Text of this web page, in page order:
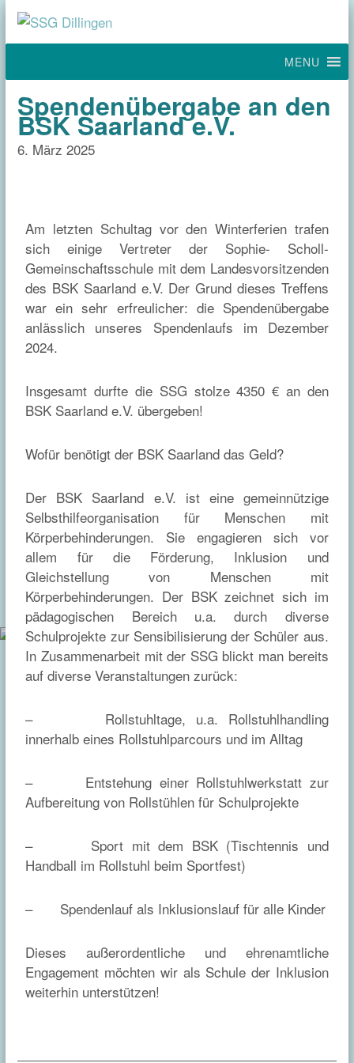
MENU
Spendenübergabe an den
BSK Saarland e.V.
6. März 2025
Am letzten Schultag vor den Winterferien trafen
sich einige Vertreter der Sophie- Scholl-
Gemeinschaftsschule mit dem Landesvorsitzenden
des BSK Saarland e.V. Der Grund dieses Treffens
war ein sehr erfreulicher: die Spendenübergabe
anlässlich unseres Spendenlaufs im Dezember
2024.
Insgesamt durfte die SSG stolze 4350 € an den
BSK Saarland e.V. übergeben!
Wofür benötigt der BSK Saarland das Geld?
Der BSK Saarland e.V. ist eine gemeinnützige
Selbsthilfeorganisation für Menschen mit
Körperbehinderungen. Sie engagieren sich vor
allem für die Förderung, Inklusion und
Gleichstellung von Menschen mit
Körperbehinderungen. Der BSK zeichnet sich im
pädagogischen Bereich u.a. durch diverse
Schulprojekte zur Sensibilisierung der Schüler aus.
In Zusammenarbeit mit der SSG blickt man bereits
auf diverse Veranstaltungen zurück:
– Rollstuhltage, u.a. Rollstuhlhandling
innerhalb eines Rollstuhlparcours und im Alltag
– Entstehung einer Rollstuhlwerkstatt zur
Aufbereitung von Rollstühlen für Schulprojekte
– Sport mit dem BSK (Tischtennis und
Handball im Rollstuhl beim Sportfest)
– Spendenlauf als Inklusionslauf für alle Kinder
Dieses außerordentliche und ehrenamtliche
Engagement möchten wir als Schule der Inklusion
weiterhin unterstützen!